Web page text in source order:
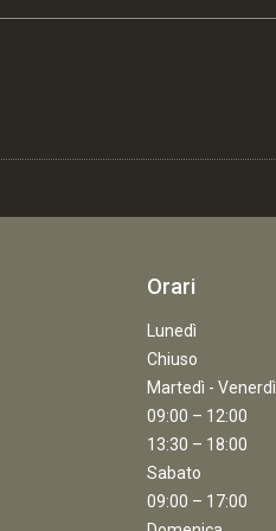
Orari
Lunedì
Chiuso
Martedì - Venerdì
09:00 – 12:00
13:30 – 18:00
Sabato
09:00 – 17:00